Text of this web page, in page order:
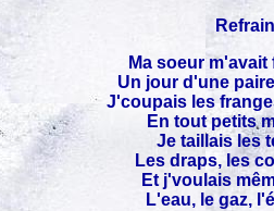
Refrain
Ma soeur m'avait
Un jour d'une
J'coupais les
En tout petits
Je taillais les
Les draps, les
Et j'voulais
L'eau, le gaz,